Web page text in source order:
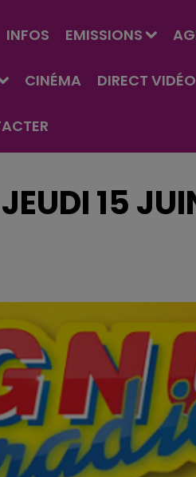
INFOS EMISSIONS
CINÉMA DIRECT VIDÉO
15